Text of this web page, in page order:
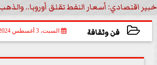
خبير اقتصادي: أسعار النفط تقلق أوروبا.. والذهب
فن وثقافة السبت، 3 أغسطس 2024